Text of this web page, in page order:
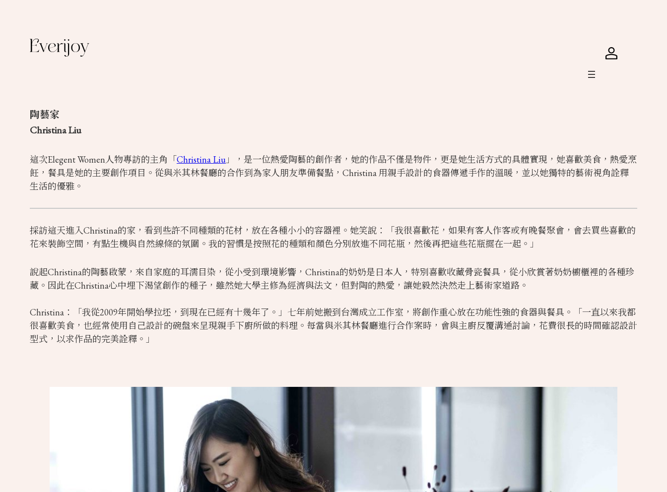
陶藝家
Christina Liu
這次Elegent Women人物專訪的主角「Christina Liu 」，是一位熱愛陶藝的創作者，她的作品不僅是物件，更是她生活方式的具體實現，她喜歡美食，熱愛烹
飪，餐具是她的主要創作項目。從與米其林餐廳的合作到為家人朋友準備餐點，Christina 用親手設計的食器傳遞手作的溫暖，並以她獨特的藝術視角詮釋
生活的優雅。
採訪這天進入Christina的家，看到些許不同種類的花材，放在各種小小的容器裡。她笑說：「我很喜歡花，如果有客人作客或有晚餐聚會，會去買些喜歡的
花來裝飾空間，有點生機與自然線條的氛圍。我的習慣是按照花的種類和顏色分別放進不同花瓶，然後再把這些花瓶擺在一起。」
說起Christina的陶藝啟蒙，來自家庭的耳濡目染，從小受到環境影響，Christina的奶奶是日本人，特別喜歡收藏骨瓷餐具，從小欣賞著奶奶櫥櫃裡的各種珍
藏。因此在Christina心中埋下渴望創作的種子，雖然她大學主修為經濟與法文，但對陶的熱愛，讓她毅然決然走上藝術家道路​。
Christina：「我從2009年開始學拉坯，到現在已經有十幾年了。」七年前她搬到台灣成立工作室，將創作重心放在功能性強的食器與餐具。「一直以來我都
很喜歡美食，也經常使用自己設計的碗盤來呈現親手下廚所做的料理。每當與米其林餐廳進行合作案時，會與主廚反覆溝通討論，花費很長的時間確認設計
型式，以求作品的完美詮釋。」